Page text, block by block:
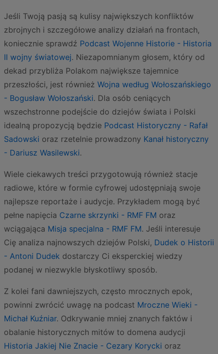
Jeśli Twoją pasją są kulisy największych konfliktów
zbrojnych i szczegółowe analizy działań na frontach,
koniecznie sprawdź Podcast Wojenne Historie - Historia
II wojny światowej. Niezapomnianym głosem, który od
dekad przybliża Polakom największe tajemnice
przeszłości, jest również Wojna według Wołoszańskiego
- Bogusław Wołoszański. Dla osób ceniących
wszechstronne podejście do dziejów świata i Polski
idealną propozycją będzie Podcast Historyczny - Rafał
Sadowski oraz rzetelnie prowadzony Kanał historyczny
- Dariusz Wasilewski.
Wiele ciekawych treści przygotowują również stacje
radiowe, które w formie cyfrowej udostępniają swoje
najlepsze reportaże i audycje. Przykładem mogą być
pełne napięcia Czarne skrzynki - RMF FM oraz
wciągająca Misja specjalna - RMF FM. Jeśli interesuje
Cię analiza najnowszych dziejów Polski, Dudek o Historii
- Antoni Dudek dostarczy Ci eksperckiej wiedzy
podanej w niezwykle błyskotliwy sposób.
Z kolei fani dawniejszych, często mrocznych epok,
powinni zwrócić uwagę na podcast Mroczne Wieki -
Michał Kuźniar. Odkrywanie mniej znanych faktów i
obalanie historycznych mitów to domena audycji
Historia Jakiej Nie Znacie - Cezary Korycki oraz